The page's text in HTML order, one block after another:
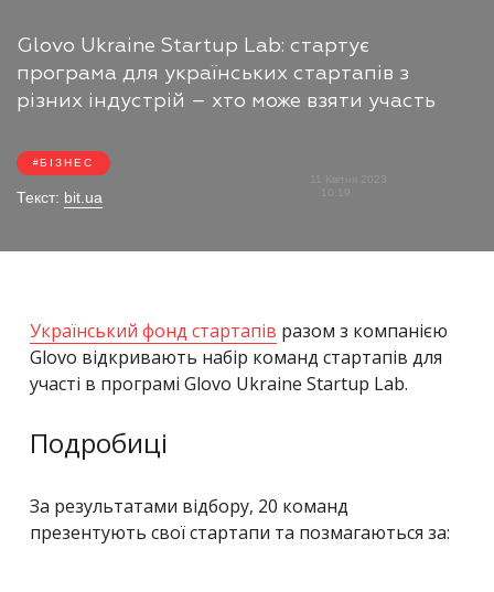
Glovo Ukraine Startup Lab: стартує
програма для українських стартапів з
різних індустрій – хто може взяти участь
БІЗНЕС
Текст: bit.ua
10:19
Український фонд стартапів разом з компанією
Glovo відкривають набір команд стартапів для
участі в програмі Glovo Ukraine Startup Lab.
Подробиці
За результатами відбору, 20 команд
презентують свої стартапи та позмагаються за: